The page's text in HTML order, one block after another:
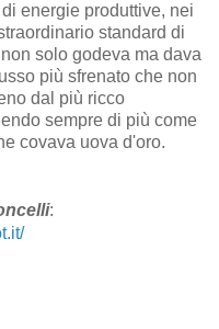
energie produttive, nei
standard di
solo godeva ma dava
più sfrenato che non
dal più ricco
sempre di più come
covava uova d'oro.
: